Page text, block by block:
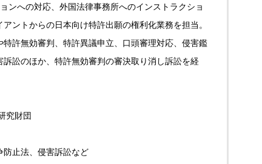
への対応、外国法律事務所へのインストラクショ
ントからの日本向け特許出願の権利化業務を担当。
許無効審判、特許異議申立、口頭審理対応、侵害鑑
訟のほか、特許無効審判の審決取り消し訴訟を経
究財団
止法、侵害訴訟など